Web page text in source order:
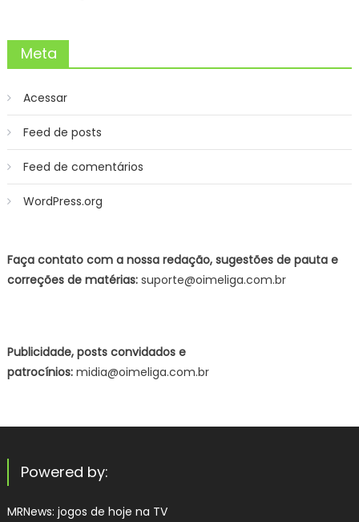
Meta
Acessar
Feed de posts
Feed de comentários
WordPress.org
Faça contato com a nossa redação, sugestões de pauta e
correções de matérias:suporte@oimeliga.com.br
Publicidade, posts convidados e
patrocínios:midia@oimeliga.com.br
Powered by:
MRNews: jogos de hoje na TV